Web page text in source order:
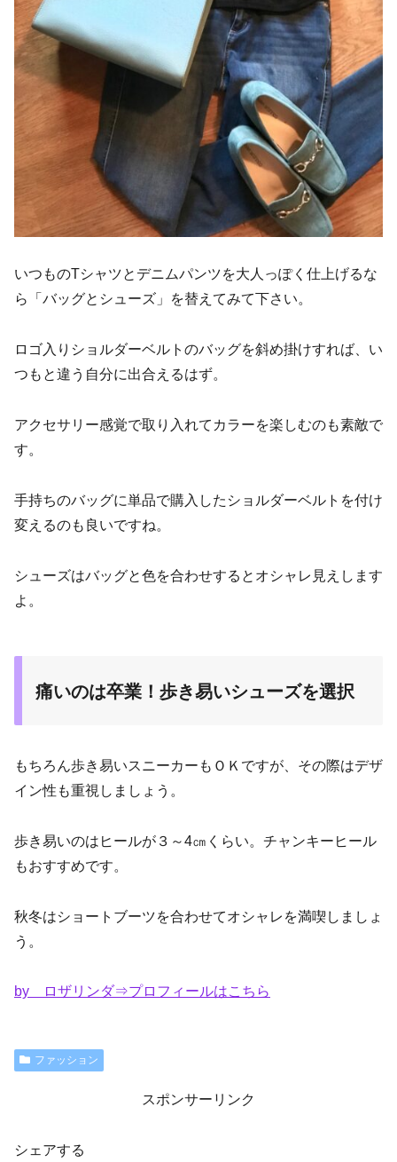
いつものTシャツとデニムパンツを大人っぽく仕上げるな
ら「バッグとシューズ」を替えてみて下さい。
ロゴ入りショルダーベルトのバッグを斜め掛けすれば、い
つもと違う自分に出合えるはず。
アクセサリー感覚で取り入れてカラーを楽しむのも素敵で
す。
手持ちのバッグに単品で購入したショルダーベルトを付け
変えるのも良いですね。
シューズはバッグと色を合わせするとオシャレ見えします
よ。
痛いのは卒業！歩き易いシューズを選択
もちろん歩き易いスニーカーもＯＫですが、その際はデザ
イン性も重視しましょう。
歩き易いのはヒールが３～4㎝くらい。チャンキーヒール
もおすすめです。
秋冬はショートブーツを合わせてオシャレを満喫しましょ
う。
by ロザリンダ⇒プロフィールはこちら
ファッション
スポンサーリンク
シェアする